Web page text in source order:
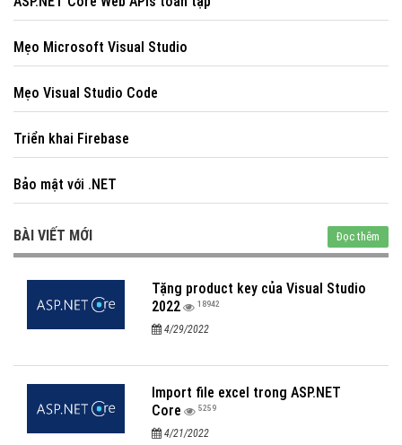
Mẹo Microsoft Visual Studio
Mẹo Visual Studio Code
Triển khai Firebase
Bảo mật với .NET
BÀI VIẾT MỚI Đọc thêm
Tặng product key của Visual Studio
2022
18942
4/29/2022
Import file excel trong ASP.NET
Core
5259
4/21/2022